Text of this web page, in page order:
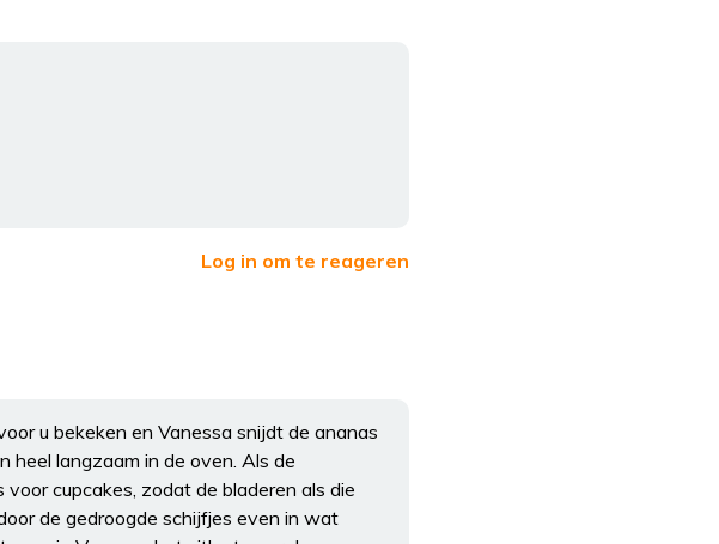
Log in om te reageren
u bekeken en Vanessa snijdt de ananas
heel langzaam in de oven. Als de
cupcakes, zodat de bladeren als die
de gedroogde schijfjes even in wat